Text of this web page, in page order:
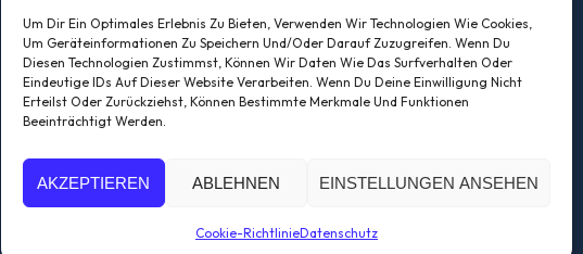
Um Dir Ein Optimales Erlebnis Zu Bieten, Verwenden Wir Technologien Wie Cookies,
Um Geräteinformationen Zu Speichern Und/oder Darauf Zuzugreifen. Wenn Du
Diesen Technologien Zustimmst, Können Wir Daten Wie Das Surfverhalten Oder
Eindeutige IDs Auf Dieser Website Verarbeiten. Wenn Du Deine Einwilligung Nicht
Erteilst Oder Zurückziehst, Können Bestimmte Merkmale Und Funktionen
Beeinträchtigt Werden.
AKZEPTIEREN ABLEHNEN EINSTELLUNGEN ANSEHEN
Cookie-RichtlinieDatenschutz